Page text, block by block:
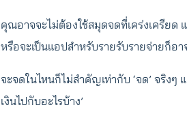
คุณอาจจะไม่ต้องใช้สมุดจดที่เคร่งเครียด
หรือจะเป็นแอปสำหรับรายรับรายจ่ายก็อ
จะจดในไหนก็ไม่สำคัญเท่ากับ ‘จด’ จริง
เงินไปกับอะไรบ้าง’